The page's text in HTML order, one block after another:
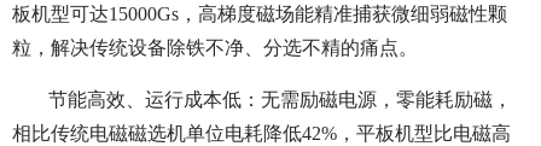
板机型可达15000Gs，高梯度磁场能精准捕获微细弱磁性颗
粒，解决传统设备除铁不净、分选不精的痛点。
节能高效、运行成本低：无需励磁电源，零能耗励磁，
相比传统电磁磁选机单位电耗降低42%，平板机型比电磁高